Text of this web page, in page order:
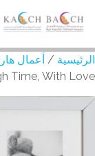
/أعمال هارتفل
Time, With